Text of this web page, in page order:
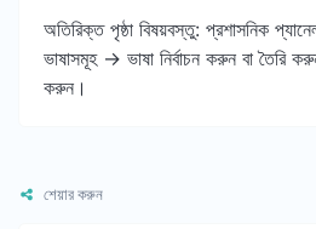
অতিরিক্ত পৃষ্ঠা বিষয়বস্তু: প্রশাসনিক
ভাষাসমূহ -> ভাষা নির্বাচন করুন বা তৈরি
করুন।
শেয়ার করুন